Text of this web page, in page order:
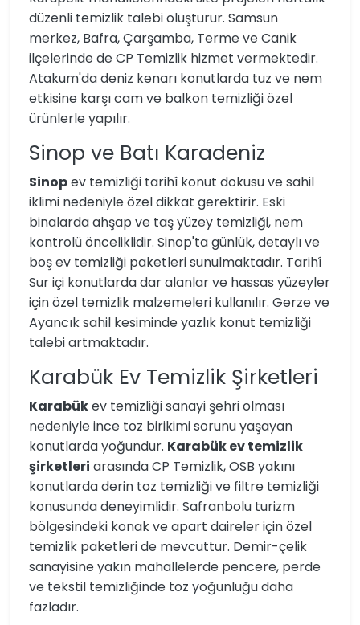
düzenli temizlik talebi oluşturur. Samsun
merkez, Bafra, Çarşamba, Terme ve Canik
ilçelerinde de CP Temizlik hizmet vermektedir.
Atakum'da deniz kenarı konutlarda tuz ve nem
etkisine karşı cam ve balkon temizliği özel
ürünlerle yapılır.
Sinop ve Batı Karadeniz
Sinopev temizliği tarihî konut dokusu ve sahil
iklimi nedeniyle özel dikkat gerektirir. Eski
binalarda ahşap ve taş yüzey temizliği, nem
kontrolü önceliklidir. Sinop'ta günlük, detaylı ve
boş ev temizliği paketleri sunulmaktadır. Tarihî
Sur içi konutlarda dar alanlar ve hassas yüzeyler
için özel temizlik malzemeleri kullanılır. Gerze ve
Ayancık sahil kesiminde yazlık konut temizliği
talebi artmaktadır.
Karabük Ev Temizlik Şirketleri
Karabükev temizliği sanayi şehri olması
nedeniyle ince toz birikimi sorunu yaşayan
konutlarda yoğundur. Karabük ev temizlik
şirketleri arasında CP Temizlik, OSB yakını
konutlarda derin toz temizliği ve filtre temizliği
konusunda deneyimlidir. Safranbolu turizm
bölgesindeki konak ve apart daireler için özel
temizlik paketleri de mevcuttur. Demir-çelik
sanayisine yakın mahallelerde pencere, perde
ve tekstil temizliğinde toz yoğunluğu daha
fazladır.